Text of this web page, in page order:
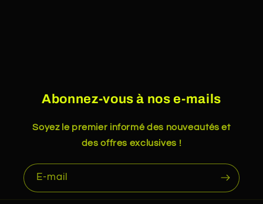
Abonnez-vous à nos e-mails
Soyez le premier informé des nouveautés et
des offres exclusives !
E-mail